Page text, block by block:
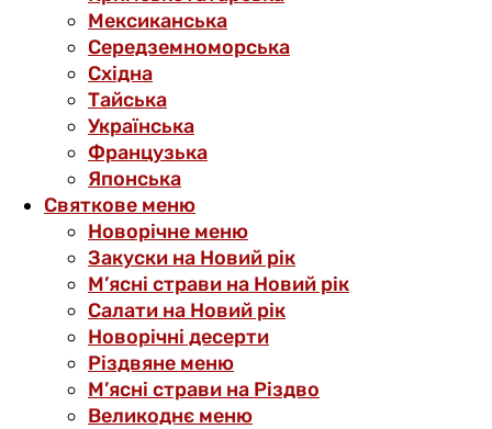
Мексиканська
Середземноморська
Східна
Тайська
Українська
Французька
Японська
Святкове меню
Новорічне меню
Закуски на Новий рік
М’ясні страви на Новий рік
Салати на Новий рік
Новорічні десерти
Різдвяне меню
М’ясні страви на Різдво
Великоднє меню